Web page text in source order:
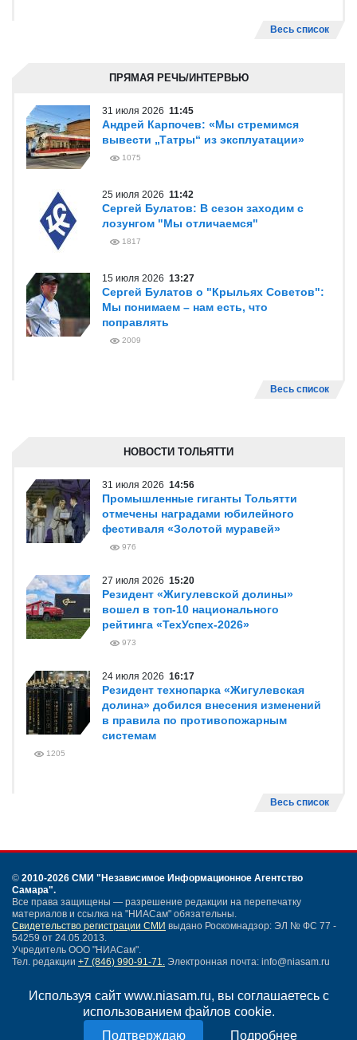
Используя сайт www.niasam.ru, вы соглашаетесь с
использованием файлов cookie.
Подробнее
Весь список
ПРЯМАЯ РЕЧЬ/ИНТЕРВЬЮ
31 июля 2026 11:45
Андрей Карпочев: «Мы стремимся
вывести „Татры“ из эксплуатации»
1075
25 июля 2026 11:42
Сергей Булатов: В сезон заходим с
лозунгом "Мы отличаемся"
1817
15 июля 2026 13:27
Сергей Булатов о "Крыльях Советов":
Мы понимаем – нам есть, что
поправлять
2009
Весь список
НОВОСТИ ТОЛЬЯТТИ
31 июля 2026 14:56
Промышленные гиганты Тольятти
отмечены наградами юбилейного
фестиваля «Золотой муравей»
976
27 июля 2026 15:20
Резидент «Жигулевской долины»
вошел в топ-10 национального
рейтинга «ТехУспех-2026»
973
24 июля 2026 16:17
Резидент технопарка «Жигулевская
долина» добился внесения изменений
в правила по противопожарным
системам
1205
Весь список
© 2010-2026 СМИ "Независимое Информационное Агентство
Самара".
Все права защищены — разрешение редакции на перепечатку
материалов и ссылка на "НИАСам" обязательны.
Свидетельство регистрации СМИ выдано Роскомнадзор: ЭЛ № ФС 77 -
54259 от 24.05.2013.
Учредитель ООО "НИАСам".
Тел. редакции +7 (846) 990-91-71. Электронная почта: info@niasam.ru
Карта сайта
Нашли ошибку?
Политика конфиденциальности